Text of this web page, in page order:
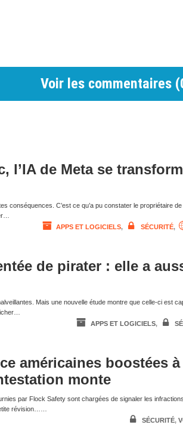
Voir les commentaires (
l’IA de Meta se
conséquences. C’est ce qu’a pu constater le propriétaire de
APPS ET LOGICIELS, SÉCURITÉ,
de pirater : elle a
Mais une nouvelle étude montre que celle-ci est
APPS ET LOGICIELS,
américaines boostées à
monte
par Flock Safety sont chargées de signaler les
révision……
SÉCURITÉ,